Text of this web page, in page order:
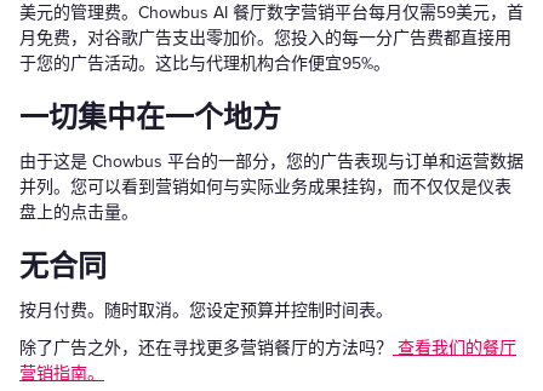
美元的管理费。Chowbus AI 餐厅数字营销平台每月仅需59美元，首
月免费，对谷歌广告支出零加价。您投入的每一分广告费都直接用
于您的广告活动。这比与代理机构合作便宜95%。
一切集中在一个地方
由于这是 Chowbus 平台的一部分，您的广告表现与订单和运营数据
并列。您可以看到营销如何与实际业务成果挂钩，而不仅仅是仪表
盘上的点击量。
无合同
按月付费。随时取消。您设定预算并控制时间表。
除了广告之外，还在寻找更多营销餐厅的方法吗？
查看我们的餐厅
营销指南。